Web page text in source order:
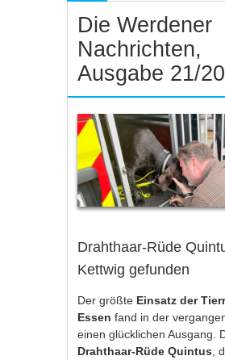
Die Werdener
Nachrichten,
Ausgabe 21/
Drahthaar-Rüde
Kettwig gefunden
Der größte Einsatz der
Essen fand in der
einen glücklichen Ausgang.
Drahthaar-Rüde Quintus ,